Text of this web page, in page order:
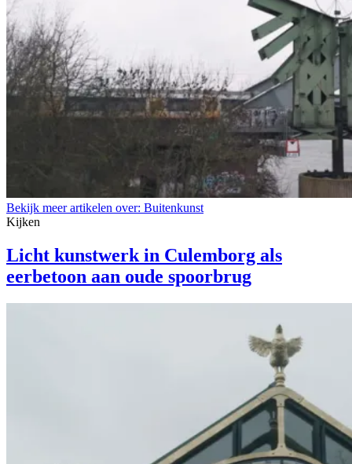
Bekijk meer artikelen over: Buitenkunst
Kijken
Licht kunstwerk in Culemborg als
eerbetoon aan oude spoorbrug